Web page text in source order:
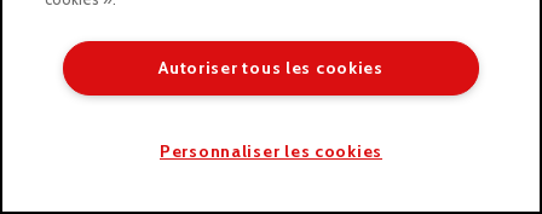
Newsletter!
Suivez-nous !
Autoriser tous les cookies
Personnaliser les cookies